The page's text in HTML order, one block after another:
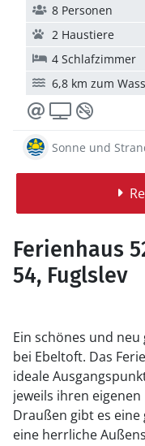
8 Personen
2 Haustiere
4 Schlafzimmer
6,8 km zum
Sonne und
Ferienhaus
54, Fuglslev
Ein schönes und neu
bei Ebeltoft. Das Ferienhaus in drei Flügeln ist der
ideale
jeweils ihren
Draußen gibt es
eine herrliche